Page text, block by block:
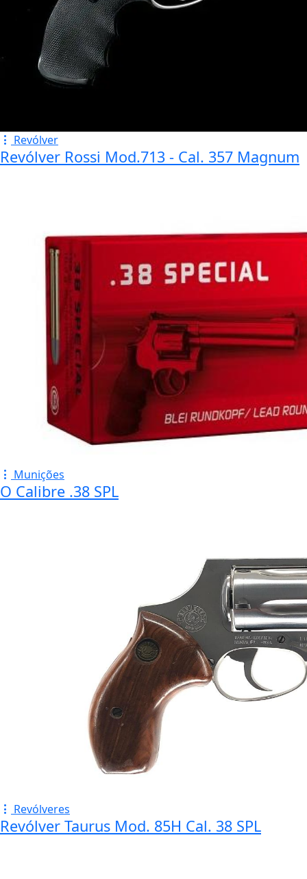
Revólver
Revólver Rossi Mod.713 - Cal. 357 Magnum
Munições
O Calibre .38 SPL
Revólveres
Revólver Taurus Mod. 85H Cal. 38 SPL